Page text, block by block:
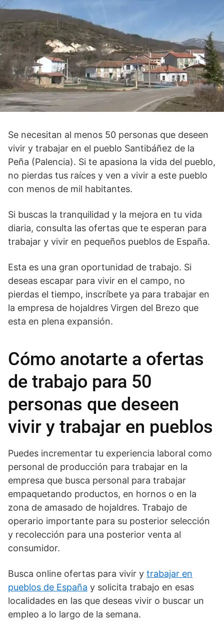
Se necesitan al menos 50 personas que deseen
vivir y trabajar en el pueblo Santibáñez de la
Peña (Palencia). Si te apasiona la vida del pueblo,
no pierdas tus raíces y ven a vivir a este pueblo
con menos de mil habitantes.
Si buscas la tranquilidad y la mejora en tu vida
diaria, consulta las ofertas que te esperan para
trabajar y vivir en pequeños pueblos de España.
Esta es una gran oportunidad de trabajo. Si
deseas escapar para vivir en el campo, no
pierdas el tiempo, inscríbete ya para trabajar en
la empresa de hojaldres Virgen del Brezo que
esta en plena expansión.
Cómo anotarte a ofertas
de trabajo para 50
personas que deseen
vivir y trabajar en pueblos
Puedes incrementar tu experiencia laboral como
personal de producción para trabajar en la
empresa que busca personal para trabajar
empaquetando productos, en hornos o en la
zona de amasado de hojaldres. Trabajo de
operario importante para su posterior selección
y recolección para una posterior venta al
consumidor.
Busca online ofertas para vivir y trabajar en
pueblos de España y solicita trabajo en esas
localidades en las que deseas vivir o buscar un
empleo a lo largo de la semana.